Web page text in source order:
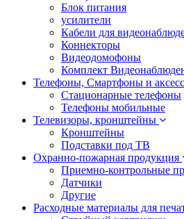
Блок питания
усилители
Кабели для
Коннекторы
Видеодомофоны
Комплект
Телефоны, Смартфоны и
Стационарные телефоны
Телефоны мобильные
Телевизоры, кронштейны
Кронштейны
Подставки под ТВ
Охранно-пожарная продукция
Приемно-контрольные
Датчики
Другие
Расходные материалы для